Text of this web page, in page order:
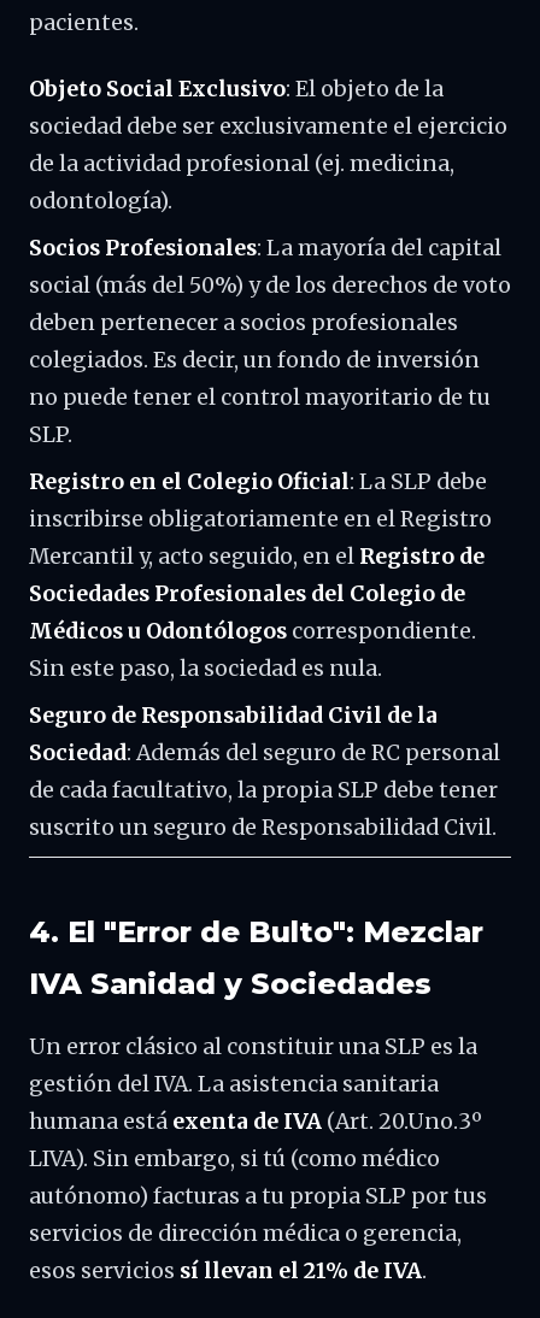
pacientes.
Objeto Social Exclusivo: El objeto de la
sociedad debe ser exclusivamente el ejercicio
de la actividad profesional (ej. medicina,
odontología).
Socios Profesionales: La mayoría del capital
social (más del 50%) y de los derechos de voto
deben pertenecer a socios profesionales
colegiados. Es decir, un fondo de inversión
no puede tener el control mayoritario de tu
SLP.
Registro en el Colegio Oficial: La SLP debe
inscribirse obligatoriamente en el Registro
Mercantil y, acto seguido, en el Registro de
Sociedades Profesionales del Colegio de
Médicos u Odontólogos correspondiente.
Sin este paso, la sociedad es nula.
Seguro de Responsabilidad Civil de la
Sociedad: Además del seguro de RC personal
de cada facultativo, la propia SLP debe tener
suscrito un seguro de Responsabilidad Civil.
4. El "Error de Bulto": Mezclar
IVA Sanidad y Sociedades
Un error clásico al constituir una SLP es la
gestión del IVA. La asistencia sanitaria
humana está exenta de IVA (Art. 20.Uno.3º
LIVA). Sin embargo, si tú (como médico
autónomo) facturas a tu propia SLP por tus
servicios de dirección médica o gerencia,
esos servicios sí llevan el 21% de IVA.